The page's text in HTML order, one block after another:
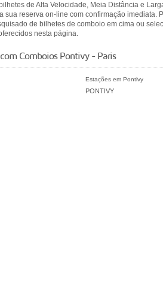
de Alta Velocidade, Meia Distância e
sua reserva on-line com confirmação imediata.
de bilhetes de comboio em cima ou
nesta página.
Comboios Pontivy - Paris
Estações em Pontivy
PONTIVY